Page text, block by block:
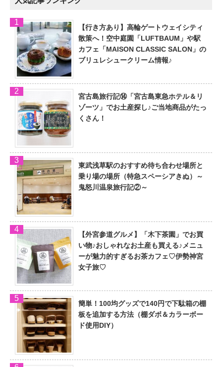
【行き方あり】高輪ゲートウェイシティ
散策へ！空中庭園「LUFTBAUM」や駅
カフェ「MAISON CLASSIC SALON」の
ブリュレシュークリーム情報♪
宮古島旅行記⑭「宮古島東急ホテル＆リ
ゾーツ」でお土産探し♪ご当地商品がたっ
くさん！
東武浅草駅のおすすめ待ち合わせ場所と
乗り場の場所（特急スペーシアきぬ）～
鬼怒川温泉旅行記②～
【外宮参道グルメ】「木下茶園」でお買
い物♪おしゃれなお土産も買える♪メニュ
ーが魅力的すぎるお茶カフェ♡伊勢神宮
女子旅♡
簡単！100均グッズで140円で下駄箱の棚
板を追加する方法（棚ダボ＆カラーボー
ド使用DIY）